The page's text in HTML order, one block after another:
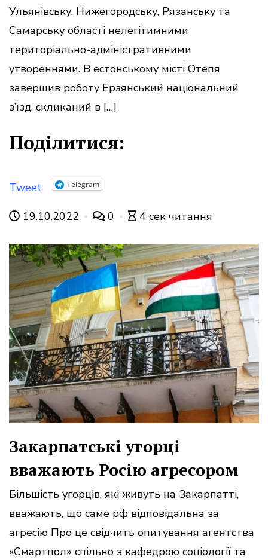
Ульянівську, Нижегородську, Рязанську та
Самарську області нелегітимними
територіально-адміністративними
утвореннями. В естонському місті Отепя
завершив роботу Ерзянський національний
з’їзд, скликаний в […]
Поділитися:
Tweet Telegram
19.10.2022 0 4 сек читання
Закарпатські угорці
вважають Росію агресором
Більшість угорців, які живуть на Закарпатті,
вважають, що саме рф відповідальна за
агресію Про це свідчить опитування агентства
«Смартпол» спільно з кафедрою соціології та